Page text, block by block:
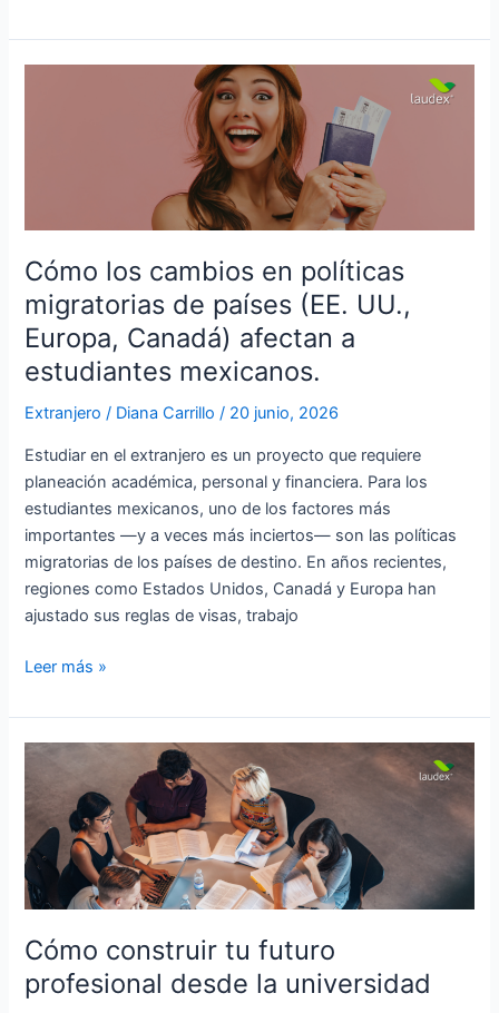
Cómo los cambios en políticas
migratorias de países (EE. UU.,
Europa, Canadá) afectan a
estudiantes mexicanos.
Extranjero / Diana Carrillo/ 20 junio, 2026
Estudiar en el extranjero es un proyecto que requiere
planeación académica, personal y financiera. Para los
estudiantes mexicanos, uno de los factores más
importantes —y a veces más inciertos— son las políticas
migratorias de los países de destino. En años recientes,
regiones como Estados Unidos, Canadá y Europa han
ajustado sus reglas de visas, trabajo
de
países
(EE.
UU.,
Europa,
Canadá)
a
estudiantes
mexicanos.
Leer más »
Cómo construir tu futuro
profesional desde la universidad
Cómo
tu
futuro
profesional
desde
la
universidad